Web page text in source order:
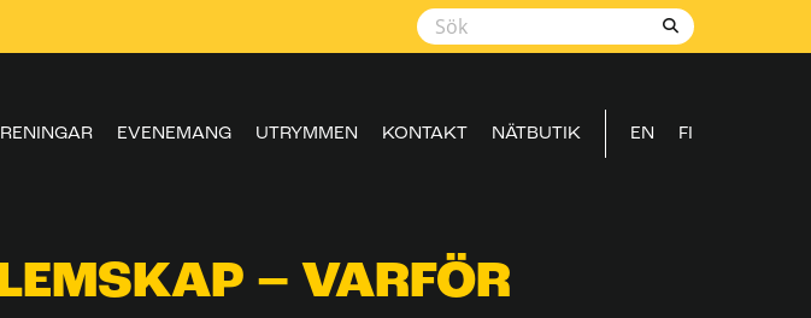
EVENEMANG UTRYMMEN KONTAKT NÄTBUTIK EN FI
– VARFÖR